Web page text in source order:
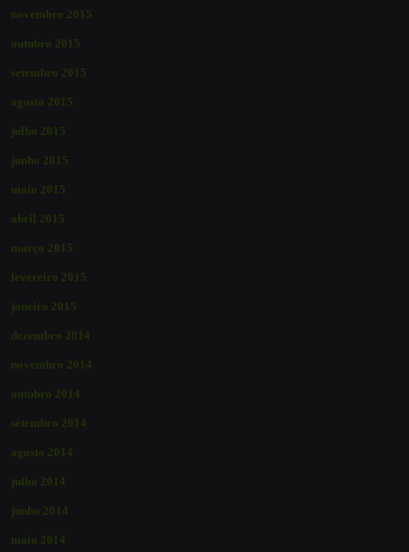
novembro 2015
outubro 2015
setembro 2015
agosto 2015
julho 2015
junho 2015
maio 2015
abril 2015
março 2015
fevereiro 2015
janeiro 2015
dezembro 2014
novembro 2014
outubro 2014
setembro 2014
agosto 2014
julho 2014
junho 2014
maio 2014